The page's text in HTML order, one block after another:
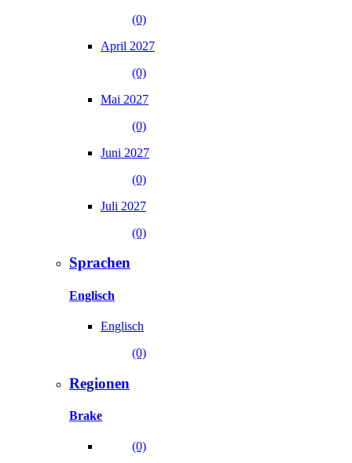
(0)
April 2027
(0)
Mai 2027
(0)
Juni 2027
(0)
Juli 2027
(0)
Sprachen
Englisch
Englisch
(0)
Regionen
Brake
(0)